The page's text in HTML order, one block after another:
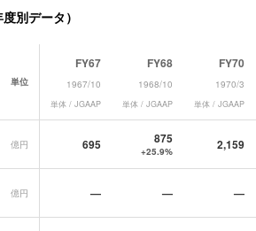
別データ）
単位
FY67
1967/10
単体 / JGAAP
FY68
1968/10
単体 / JGAAP
FY70
1970/3
単体 / JGAAP
億円 695 875
+25.9% 2,159
億円 — — —